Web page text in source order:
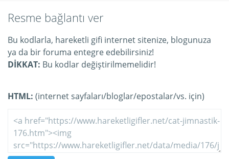
Resme bağlantı ver
Bu kodlarla, hareketli gifi internet sitenize, blogunuza
ya da bir foruma entegre edebilirsiniz!
DİKKAT: Bu kodlar değiştirilmemelidir!
HTML: (internet sayfaları/bloglar/epostalar/vs. için)